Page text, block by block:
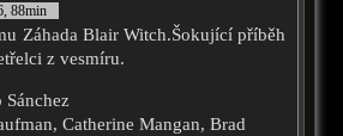
88min
Záhada Blair Witch.Šokující příběh
z vesmíru.
Sánchez
Catherine Mangan, Brad